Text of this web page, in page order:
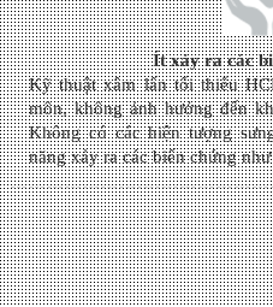
Ít xảy ra các
Kỹ thuật xâm lấn tối thiểu
môn, không ảnh hưởng đến
Không có các hiện tượng
năng xảy ra các biến chứng